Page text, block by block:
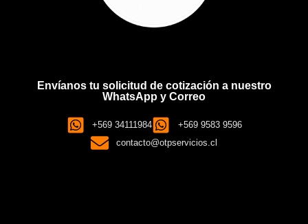
Envíanos tu solicitud de cotización a nuestro
WhatsApp y Correo
+569 34111984
+569 9583 9596
contacto@otpservicios.cl